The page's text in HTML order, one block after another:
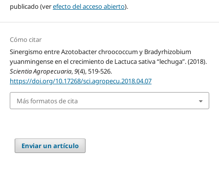
publicado (verefecto del acceso abierto).
Cómo citar
Sinergismo entre Azotobacter chroococcum y Bradyrhizobium
yuanmingense en el crecimiento de Lactuca sativa “lechuga”. (2018).
Scientia Agropecuaria,9(4), 519-526.
https://doi.org/10.17268/sci.agropecu.2018.04.07
Más formatos de cita
Enviar un artículo